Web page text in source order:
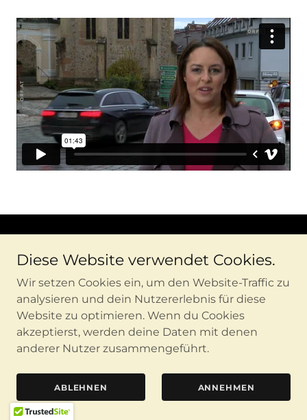
IMPRESSUM / KONTAKT
Unterstützt von
Diese Website verwendet Cookies.
Wir setzen Cookies ein, um den Website-Traffic zu
analysieren und dein Nutzererlebnis für diese
Website zu optimieren. Wenn du Cookies
akzeptierst, werden deine Daten mit denen
anderer Nutzer zusammengeführt.
ABLEHNEN ANNEHMEN